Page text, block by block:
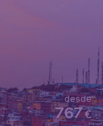
€
767
desde